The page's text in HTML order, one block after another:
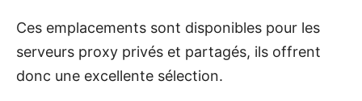
Ces emplacements sont disponibles pour les
serveurs proxy privés et partagés, ils offrent
donc une excellente sélection.